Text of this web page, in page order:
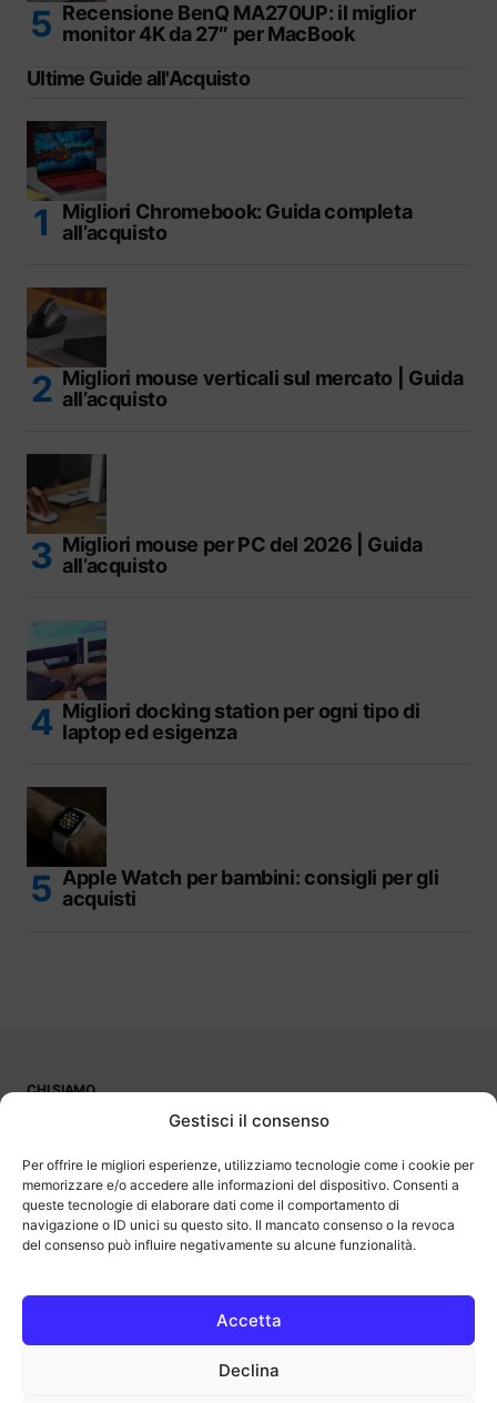
Gestisci il consenso
Per offrire le migliori esperienze, utilizziamo tecnologie come i cookie per
memorizzare e/o accedere alle informazioni del dispositivo. Consenti a
queste tecnologie di elaborare dati come il comportamento di
navigazione o ID unici su questo sito. Il mancato consenso o la revoca
del consenso può influire negativamente su alcune funzionalità.
Accetta
Declina
Recensione BenQ MA270UP: il miglior
monitor 4K da 27″ per MacBook
Ultime Guide all'Acquisto
Migliori Chromebook: Guida completa
all’acquisto
Migliori mouse verticali sul mercato | Guida
all’acquisto
Migliori mouse per PC del 2026 | Guida
all’acquisto
Migliori docking station per ogni tipo di
laptop ed esigenza
Apple Watch per bambini: consigli per gli
acquisti
CHI SIAMO
OutOfBit
programma di affiliazione che consente ai siti di percepire una
commissione pubblicitaria pubblicizzando e fornendo link al sito
Amazon.it. Amazon e il logo Amazon sono marchi registrati di
Amazon.com, Inc. o delle sue affiliate.
COPYRIGHT © 2013-2025 OUTOFBIT P.IVA 04140830243, TUTTI I